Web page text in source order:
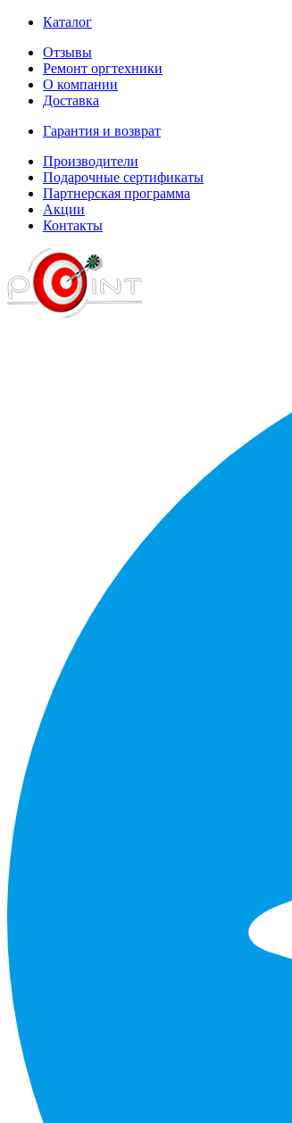
Каталог
Отзывы
Ремонт оргтехники
О компании
Доставка
Гарантия и возврат
Производители
Подарочные сертификаты
Партнерская программа
Акции
Контакты